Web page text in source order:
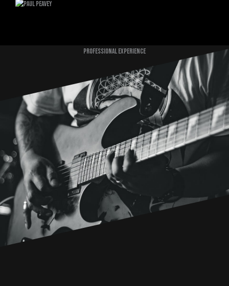
Professional Experience